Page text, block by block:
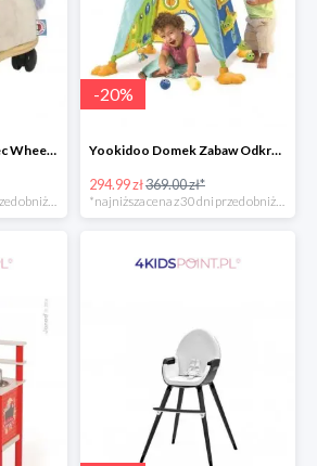
Jeździk mały jednorożec Wheely Bug
*najniższa cena z 30 dni przed obniżką
-20%
Yookidoo Domek Zabaw Odkrywczy
294.99 zł369.00 zł*
*najniższa cena z 30 dni przed obniżką